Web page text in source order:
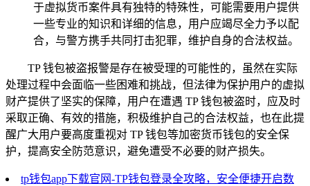
于虚拟货币案件具有独特的特殊性，可能需要用户提供
一些专业的知识和详细的信息，用户应竭尽全力予以配
合，与警方携手共同打击犯罪，维护自身的合法权益。
TP 钱包被盗报警是存在被受理的可能性的，虽然在实际
处理过程中会面临一些困难和挑战，但法律为保护用户的虚拟
财产提供了坚实的保障，用户在遭遇 TP 钱包被盗时，应及时
采取正确、有效的措施，积极维护自己的合法权益，也在此提
醒广大用户要高度重视对 TP 钱包等加密货币钱包的安全保
护，提高安全防范意识，避免遭受不必要的财产损失。
tp钱包app下载官网-TP钱包登录全攻略，安全便捷开启数